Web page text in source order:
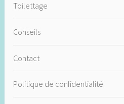
Toilettage
Conseils
Contact
Politique de confidentialité